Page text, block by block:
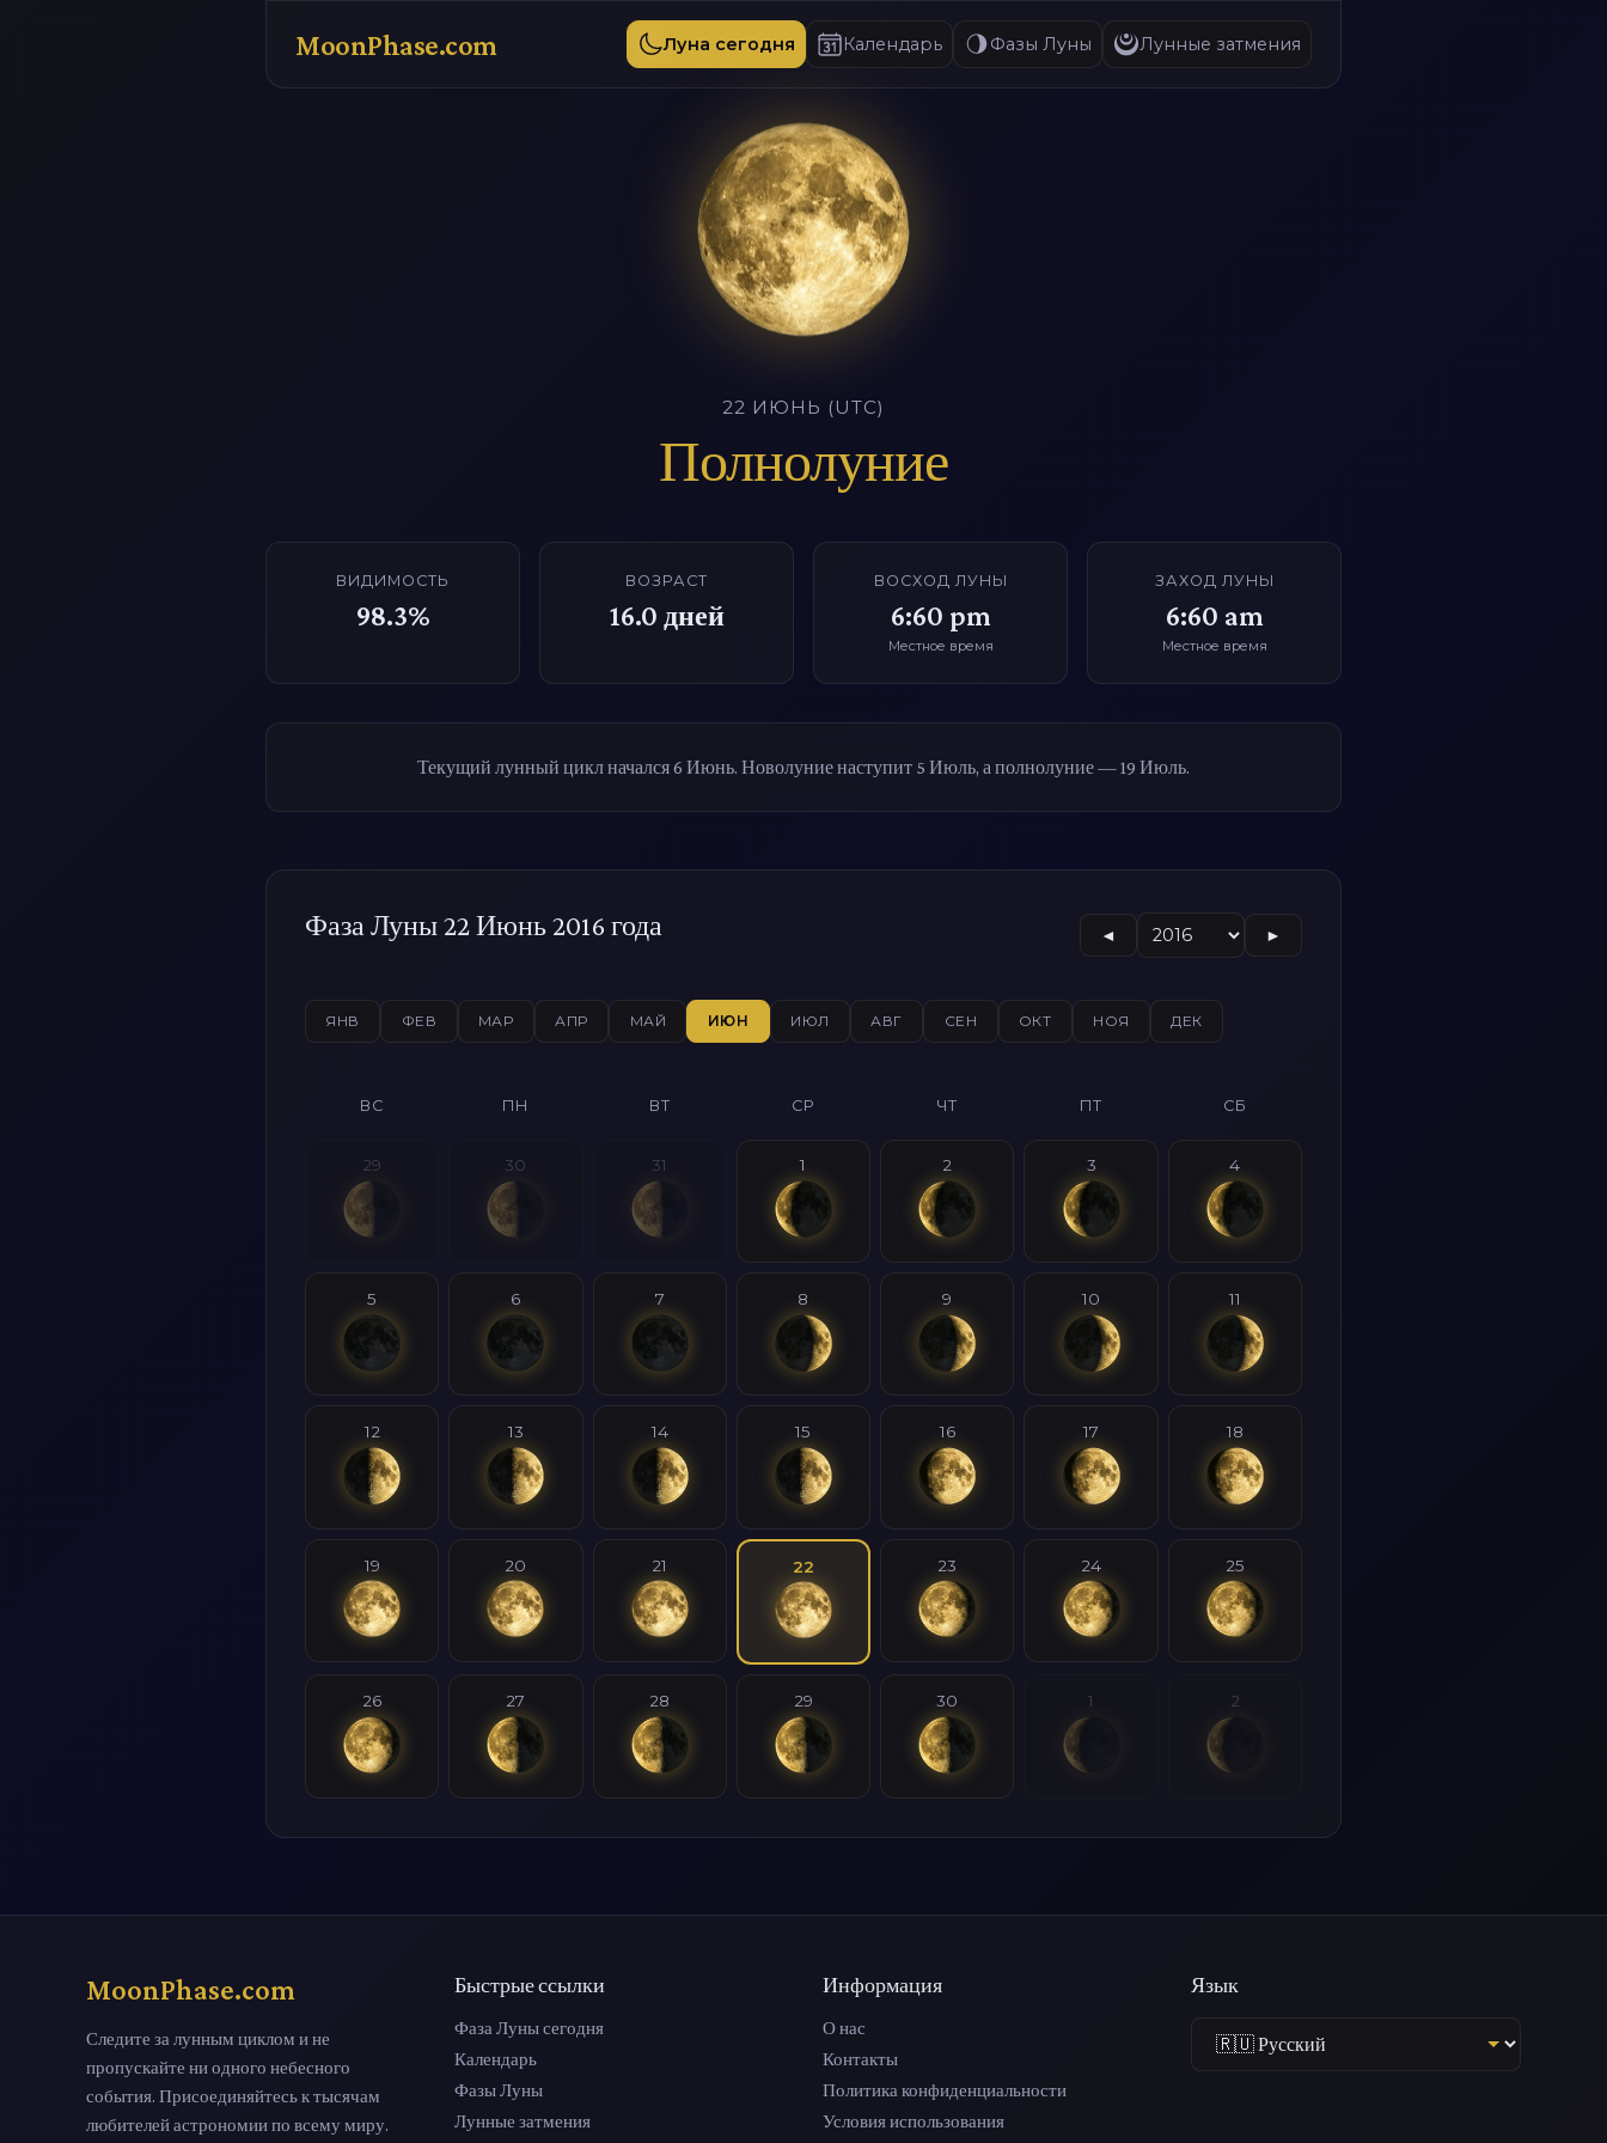
MoonPhase.com Луна сегодня Календарь Фазы Луны Лунные затмения
22 ИЮНЬ (UTC)
Полнолуние
ВИДИМОСТЬ
98.3%
ВОЗРАСТ
16.0 дней
ВОСХОД ЛУНЫ
6:60 pm
Местное время
ЗАХОД ЛУНЫ
6:60 am
Местное время
Текущий лунный цикл начался 6 Июнь. Новолуние наступит 5 Июль, а полнолуние — 19 Июль.
Фаза Луны 22 Июнь 2016 года ◄ ►
ЯНВ ФЕВ МАР АПР МАЙ ИЮН ИЮЛ АВГ СЕН ОКТ НОЯ ДЕК
ВС ПН ВТ СР ЧТ ПТ СБ
29 30 31 1 2 3 4
5 6 7 8 9 10 11
12 13 14 15 16 17 18
19 20 21 22 23 24 25
26 27 28 29 30 1 2
MoonPhase.com
Следите за лунным циклом и не
пропускайте ни одного небесного
события. Присоединяйтесь к тысячам
любителей астрономии по всему миру.
Быстрые ссылки
Фаза Луны сегодня
Календарь
Фазы Луны
Лунные затмения
Информация
О нас
Контакты
Политика конфиденциальности
Условия использования
Язык